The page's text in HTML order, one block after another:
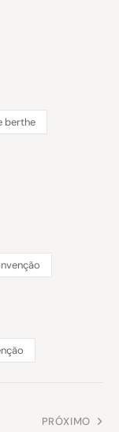
berthe
PRÓXIMO